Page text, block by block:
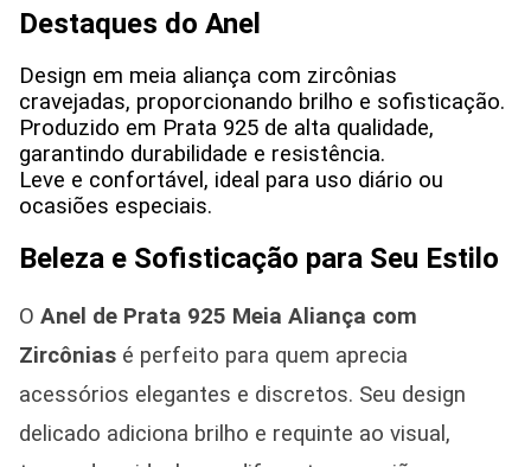
Destaques do Anel
Design em meia aliança com zircônias
cravejadas, proporcionando brilho e sofisticação.
Produzido em Prata 925 de alta qualidade,
garantindo durabilidade e resistência.
Leve e confortável, ideal para uso diário ou
ocasiões especiais.
Beleza e Sofisticação para Seu Estilo
O Anel de Prata 925 Meia Aliança com
Zircônias é perfeito para quem aprecia
acessórios elegantes e discretos. Seu design
delicado adiciona brilho e requinte ao visual,